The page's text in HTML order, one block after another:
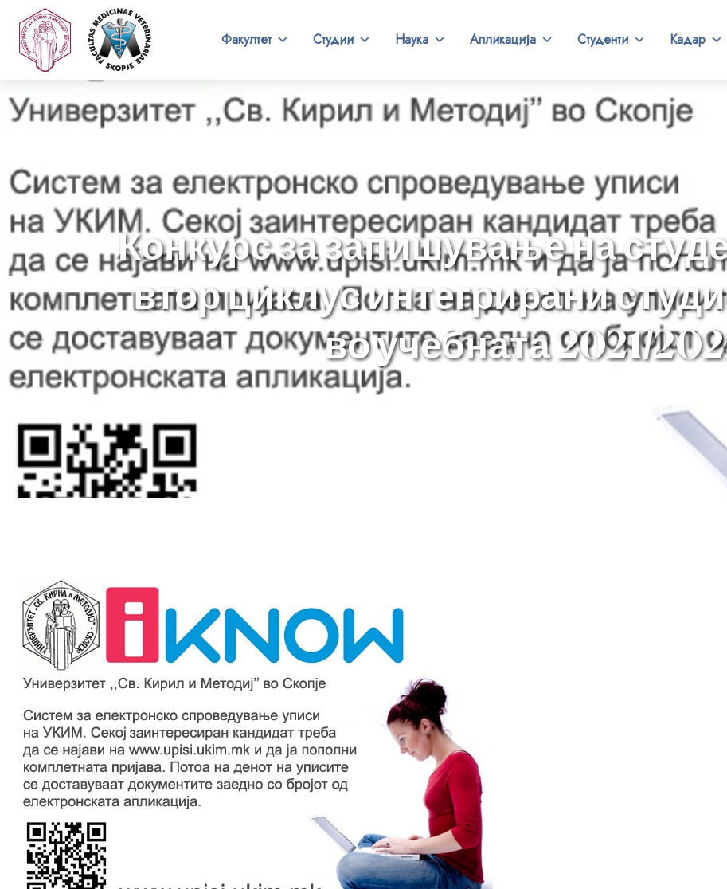
Факултет Студии Наука Апликација Студенти Кадар
Конкурс за запишување на
втор циклус интегрирани
во учебната 2021/